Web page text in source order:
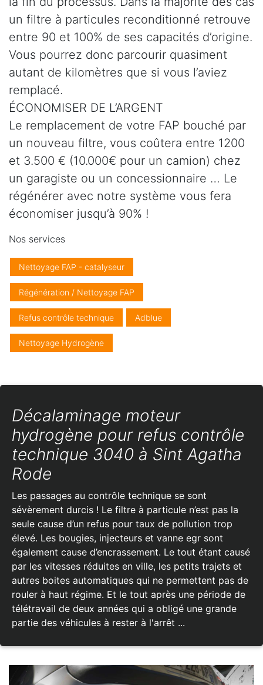
un filtre à particules reconditionné retrouve
entre 90 et 100% de ses capacités d’origine.
Vous pourrez donc parcourir quasiment
autant de kilomètres que si vous l’aviez
remplacé.
ÉCONOMISER DE L’ARGENT
Le remplacement de votre FAP bouché par
un nouveau filtre, vous coûtera entre 1200
et 3.500 € (10.000€ pour un camion) chez
un garagiste ou un concessionnaire … Le
régénérer avec notre système vous fera
économiser jusqu’à 90% !
Nos services
Nettoyage FAP - catalyseur
Régénération / Nettoyage FAP
Refus contrôle technique Adblue
Nettoyage Hydrogène
Décalaminage moteur
hydrogène pour refus contrôle
technique 3040 à Sint Agatha
Rode
Les passages au contrôle technique se sont
sévèrement durcis ! Le filtre à particule n’est pas la
seule cause d’un refus pour taux de pollution trop
élevé. Les bougies, injecteurs et vanne egr sont
également cause d’encrassement. Le tout étant causé
par les vitesses réduites en ville, les petits trajets et
autres boites automatiques qui ne permettent pas de
rouler à haut régime. Et le tout après une période de
télétravail de deux années qui a obligé une grande
partie des véhicules à rester à l'arrêt ...